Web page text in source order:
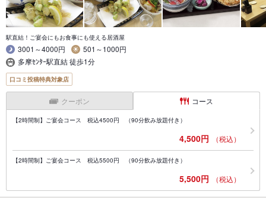
駅直結！ご宴会にもお食事にも使える居酒屋
3001～4000円
501～1000円
多摩ｾﾝﾀｰ駅直結 徒歩1分
口コミ投稿特典対象店
クーポン コース
【2時間制】ご宴会コース 税込4500円 （90分飲み放題付き）
4,500円 （税込）
【2時間制】ご宴会コース 税込5500円 （90分飲み放題付き）
5,500円 （税込）